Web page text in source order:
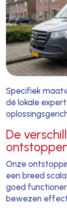
Specifiek
dé lokale
De
Onze
een breed
goed
bewezen